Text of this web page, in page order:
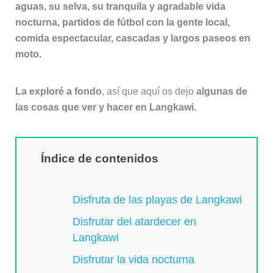
aguas, su selva, su tranquila y agradable vida
nocturna, partidos de fútbol con la gente local,
comida espectacular, cascadas y largos paseos en
moto.
La exploré a fondo, así que aquí os dejo algunas de
las cosas que ver y hacer en Langkawi.
Índice de contenidos
Disfruta de las playas de Langkawi
Disfrutar del atardecer en
Langkawi
Disfrutar la vida nocturna